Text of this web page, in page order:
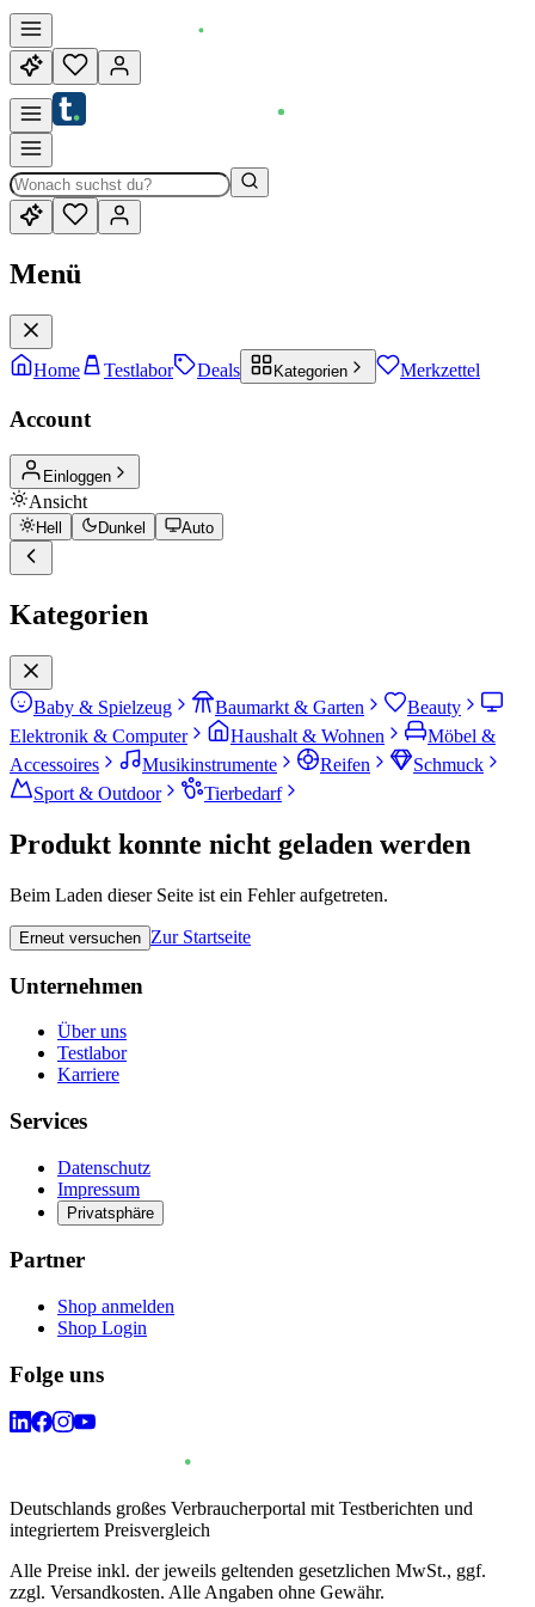
Menü
Home Testlabor Deals Kategorien Merkzettel
Account
Einloggen
Ansicht
Hell Dunkel Auto
Kategorien
Baby & Spielzeug Baumarkt & Garten
Beauty
Elektronik & Computer
Haushalt & Wohnen
Möbel &
Accessoires
Musikinstrumente Reifen
Schmuck
Sport & Outdoor
Tierbedarf
Produkt konnte nicht geladen werden
Beim Laden dieser Seite ist ein Fehler aufgetreten.
Erneut versuchen Zur Startseite
Unternehmen
Über uns
Testlabor
Karriere
Services
Datenschutz
Impressum
Privatsphäre
Partner
Shop anmelden
Shop Login
Folge uns
Deutschlands großes Verbraucherportal mit Testberichten und
integriertem Preisvergleich
Alle Preise inkl. der jeweils geltenden gesetzlichen MwSt., ggf.
zzgl. Versandkosten. Alle Angaben ohne Gewähr.